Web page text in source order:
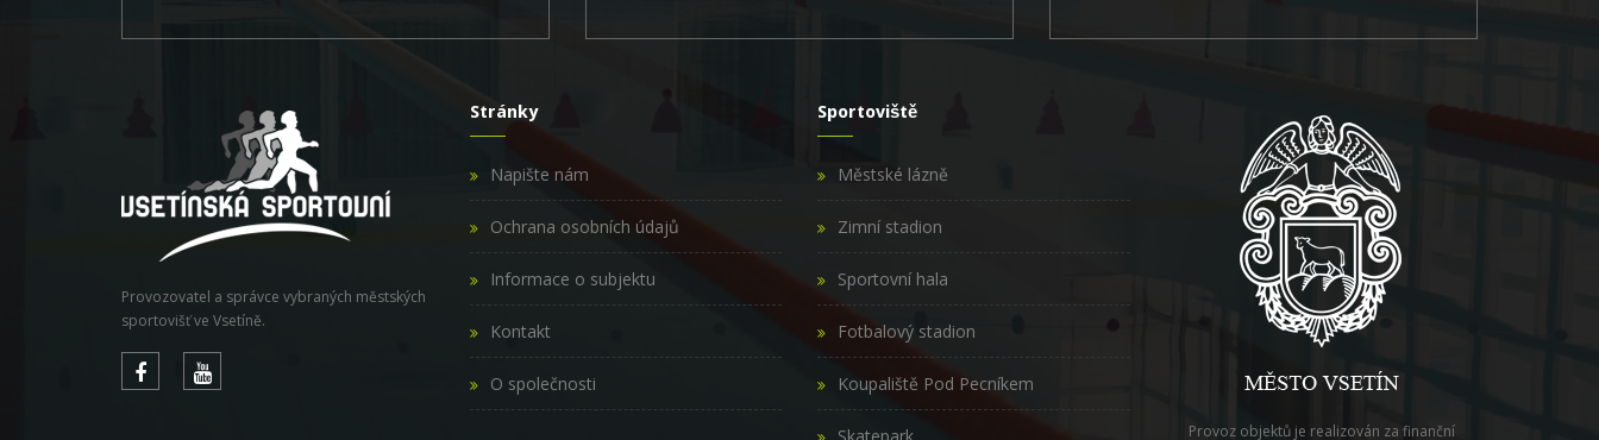
Provozovatel a správce vybraných městských
sportovišť ve Vsetíně.
Stránky
Napište nám
Ochrana osobních údajů
Informace o subjektu
Kontakt
O společnosti
Sportoviště
Městské lázně
Zimní stadion
Sportovní hala
Fotbalový stadion
Koupaliště Pod Pecníkem
Provoz objektů je realizován za finanční